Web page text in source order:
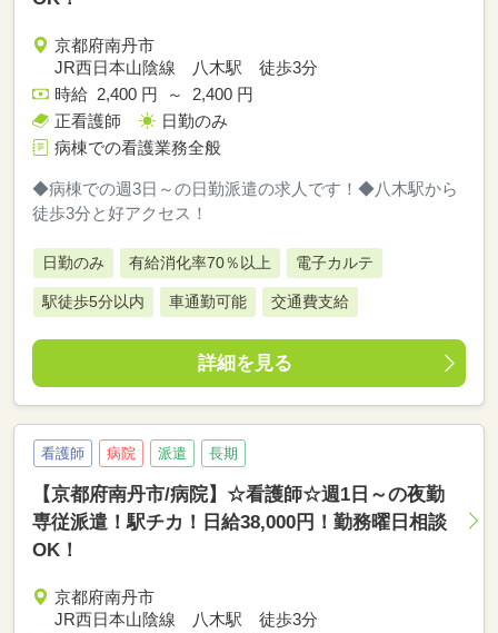
京都府南丹市
JR西日本山陰線 八木駅 徒歩3分
時給 2,400 円 ～ 2,400 円
正看護師
日勤のみ
病棟での看護業務全般
◆病棟での週3日～の日勤派遣の求人です！◆八木駅から
徒歩3分と好アクセス！
日勤のみ 有給消化率70％以上 電子カルテ
駅徒歩5分以内 車通勤可能 交通費支給
詳細を見る
看護師 病院 派遣 長期
【京都府南丹市/病院】☆看護師☆週1日～の夜勤
専従派遣！駅チカ！日給38,000円！勤務曜日相談
OK！
京都府南丹市
JR西日本山陰線 八木駅 徒歩3分